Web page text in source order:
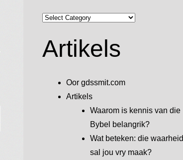
Kategorie
Artikels
Oor gdssmit.com
Artikels
Waarom is kennis van die
Bybel belangrik?
Wat beteken: die waarheid
sal jou vry maak?